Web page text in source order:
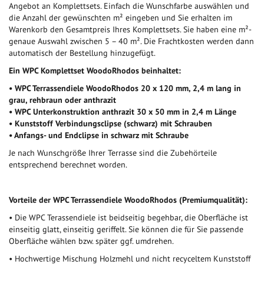
Angebot an Komplettsets. Einfach die Wunschfarbe auswählen und
die Anzahl der gewünschten m² eingeben und Sie erhalten im
Warenkorb den Gesamtpreis Ihres Komplettsets. Sie haben eine m²-
genaue Auswahl zwischen 5 – 40 m². Die Frachtkosten werden dann
automatisch der Bestellung hinzugefügt.
Ein WPC Komplettset WoodoRhodos beinhaltet:
• WPC Terrassendiele WoodoRhodos 20 x 120 mm, 2,4 m lang in
grau, rehbraun oder anthrazit
• WPC Unterkonstruktion anthrazit 30 x 50 mm in 2,4 m Länge
• Kunststoff Verbindungsclipse (schwarz) mit Schrauben
• Anfangs- und Endclipse in schwarz mit Schraube
Je nach Wunschgröße Ihrer Terrasse sind die Zubehörteile
entsprechend berechnet worden.
Vorteile der WPC Terrassendiele WoodoRhodos (Premiumqualität):
• Die WPC Terassendiele ist beidseitig begehbar, die Oberfläche ist
einseitig glatt, einseitig geriffelt. Sie können die für Sie passende
Oberfläche wählen bzw. später ggf. umdrehen.
• Hochwertige Mischung Holzmehl und nicht recyceltem Kunststoff